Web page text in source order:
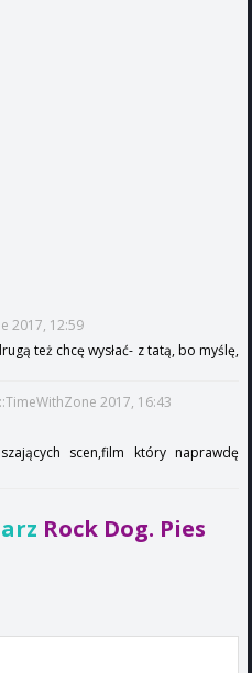
2017, 12:59
też chcę wysłać- z tatą, bo myślę,
2017, 16:43
scen,film który naprawdę
Rock Dog. Pies